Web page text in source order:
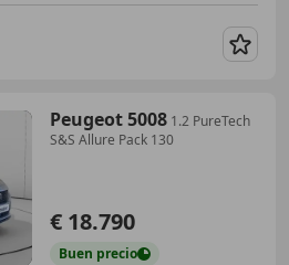
Peugeot 5008 1.2 PureTech
S&S Allure Pack 130
€ 18.790
Buen precio